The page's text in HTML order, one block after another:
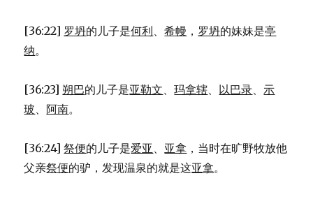
[36:22] 罗坍的儿子是何利、希幔 ， 罗坍的妹妹是亭
纳。
[36:23]朔巴的儿子是亚勒文、玛拿辖、 以巴录、示
玻、 阿南。
[36:24]祭便的儿子是爱亚 、 亚拿 ，当时在旷野牧放他
父亲祭便的驴，发现温泉的就是这亚拿。